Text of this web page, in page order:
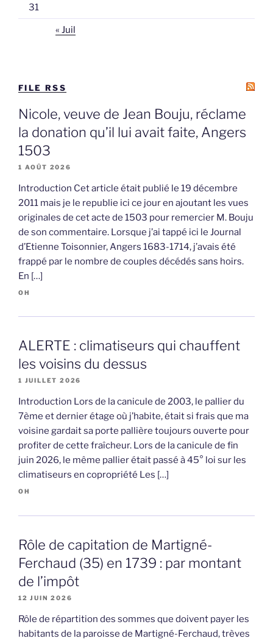
31
« Juil
FILE RSS
Nicole, veuve de Jean Bouju, réclame
la donation qu’il lui avait faite, Angers
1503
1 AOÛT 2026
Introduction Cet article était publié le 19 décembre
2011 mais je le republie ici ce jour en ajoutant les vues
originales de cet acte de 1503 pour remercier M. Bouju
de son commentaire. Lorsque j’ai tappé ici le Journal
d’Etienne Toisonnier, Angers 1683-1714, j’avais été
frappé par le nombre de couples décédés sans hoirs.
En […]
OH
ALERTE : climatiseurs qui chauffent
les voisins du dessus
1 JUILLET 2026
Introduction Lors de la canicule de 2003, le pallier du
7ème et dernier étage où j’habite, était si frais que ma
voisine gardait sa porte pallière toujours ouverte pour
profiter de cette fraîcheur. Lors de la canicule de fin
juin 2026, le même pallier était passé à 45° loi sur les
climatiseurs en copropriété Les […]
OH
Rôle de capitation de Martigné-
Ferchaud (35) en 1739 : par montant
de l’impôt
12 JUIN 2026
Rôle de répartition des sommes que doivent payer les
habitants de la paroisse de Martigné-Ferchaud, trèves